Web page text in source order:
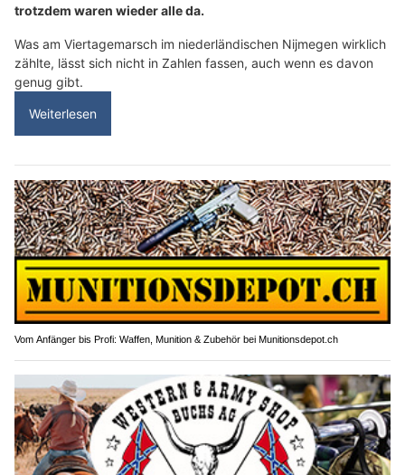
trotzdem waren wieder alle da.
Was am Viertagemarsch im niederländischen Nijmegen wirklich
zählte, lässt sich nicht in Zahlen fassen, auch wenn es davon
genug gibt.
Weiterlesen
Vom Anfänger bis Profi: Waffen, Munition & Zubehör bei Munitionsdepot.ch